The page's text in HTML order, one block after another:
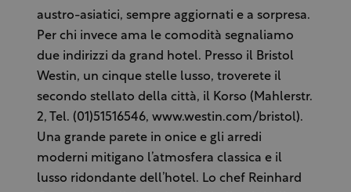
austro-asiatici, sempre aggiornati e a sorpresa.
Per chi invece ama le comodità segnaliamo
due indirizzi da grand hotel. Presso il Bristol
Westin, un cinque stelle lusso, troverete il
secondo stellato della città, il Korso (Mahlerstr.
2, Tel. (01)51516546, www.westin.com/bristol).
Una grande parete in onice e gli arredi
moderni mitigano l’atmosfera classica e il
lusso ridondante dell’hotel. Lo chef Reinhard